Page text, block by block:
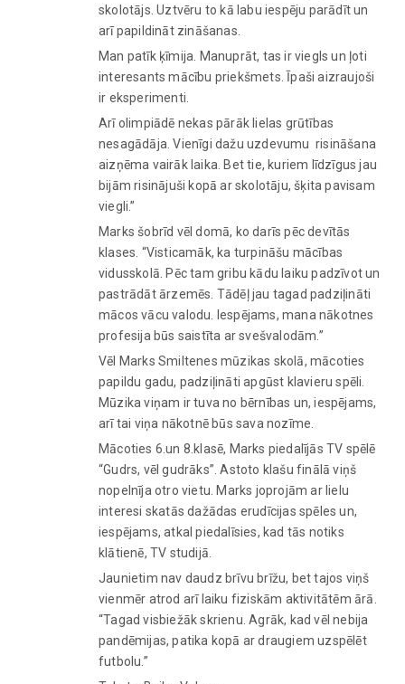
skolotājs. Uztvēru to kā labu iespēju parādīt un
arī papildināt zināšanas.
Man patīk ķīmija. Manuprāt, tas ir viegls un ļoti
interesants mācību priekšmets. Īpaši aizraujoši
ir eksperimenti.
Arī olimpiādē nekas pārāk lielas grūtības
nesagādāja. Vienīgi dažu uzdevumu risināšana
aizņēma vairāk laika. Bet tie, kuriem līdzīgus jau
bijām risinājuši kopā ar skolotāju, šķita pavisam
viegli.”
Marks šobrīd vēl domā, ko darīs pēc devītās
klases. “Visticamāk, ka turpināšu mācības
vidusskolā. Pēc tam gribu kādu laiku padzīvot un
pastrādāt ārzemēs. Tādēļ jau tagad padziļināti
mācos vācu valodu. Iespējams, mana nākotnes
profesija būs saistīta ar svešvalodām.”
Vēl Marks Smiltenes mūzikas skolā, mācoties
papildu gadu, padziļināti apgūst klavieru spēli.
Mūzika viņam ir tuva no bērnības un, iespējams,
arī tai viņa nākotnē būs sava nozīme.
Mācoties 6.un 8.klasē, Marks piedalījās TV spēlē
“Gudrs, vēl gudrāks”. Astoto klašu finālā viņš
nopelnīja otro vietu. Marks joprojām ar lielu
interesi skatās dažādas erudīcijas spēles un,
iespējams, atkal piedalīsies, kad tās notiks
klātienē, TV studijā.
Jaunietim nav daudz brīvu brīžu, bet tajos viņš
vienmēr atrod arī laiku fiziskām aktivitātēm ārā.
“Tagad visbiežāk skrienu. Agrāk, kad vēl nebija
pandēmijas, patika kopā ar draugiem uzspēlēt
futbolu.”